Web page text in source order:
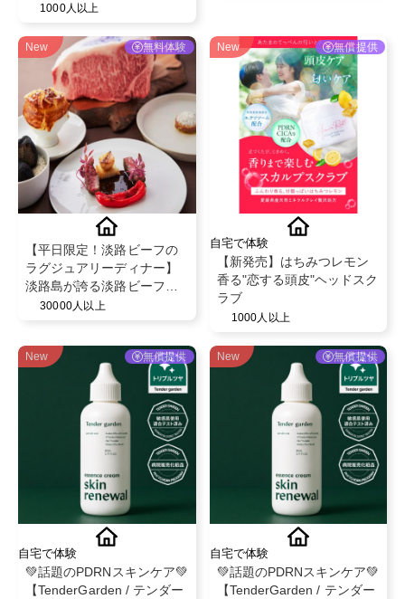
1000人以上
New 無料体験
【平日限定！淡路ビーフの
ラグジュアリーディナー】
淡路島が誇る淡路ビーフの
デギュスタシオンコース2名
30000人以上
New 無償提供
自宅で体験
【新発売】はちみつレモン
香る"恋する頭皮"ヘッドスク
ラブ
1000人以上
New 無償提供
自宅で体験
💚話題のPDRNスキンケア💚
【TenderGarden / テンダー
New 無償提供
自宅で体験
💚話題のPDRNスキンケア💚
【TenderGarden / テンダー